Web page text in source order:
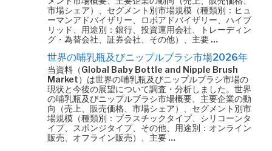
市場シェア）、セグメント別市場規模（種類別：ヒュ
ーマンアドバイザリー、ロボアドバイザリー、ハイブ
リッド、用途別：銀行、投資運用会社、トレーディン
グ・為替会社、証券会社、その他）、主要 …
世界の哺乳瓶及びニップルブラシ市場2026年
当資料（Global Baby Bottle and Nipple Brush
Market）は世界の哺乳瓶及びニップルブラシ市場の
現状と今後の展望について調査・分析しました。世界
の哺乳瓶及びニップルブラシ市場概要、主要企業の動
向（売上、販売価格、市場シェア）、セグメント別市
場規模（種類別：プラスチックタイプ、シリコーンタ
イプ、スポンジタイプ、その他、用途別：オンライン
販売、オフライン販売）、主要 …